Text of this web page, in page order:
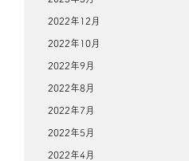
2022年12月
2022年10月
2022年9月
2022年8月
2022年7月
2022年5月
2022年4月